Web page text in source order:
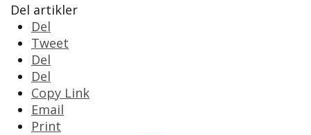
Del artikler
Del
Tweet
Del
Del
Copy Link
Email
Print